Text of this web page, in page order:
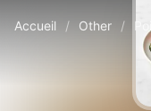
Accueil / Other / Poitrine de